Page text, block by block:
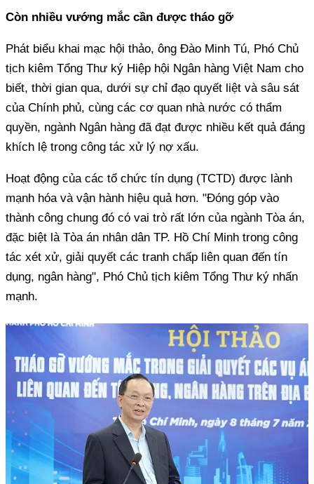
Còn nhiều vướng mắc cần được tháo gỡ
Phát biểu khai mạc hội thảo, ông Đào Minh Tú, Phó Chủ
tịch kiêm Tổng Thư ký Hiệp hội Ngân hàng Việt Nam cho
biết, thời gian qua, dưới sự chỉ đạo quyết liệt và sâu sát
của Chính phủ, cùng các cơ quan nhà nước có thẩm
quyền, ngành Ngân hàng đã đạt được nhiều kết quả đáng
khích lệ trong công tác xử lý nợ xấu.
Hoạt động của các tổ chức tín dụng (TCTD) được lành
mạnh hóa và vận hành hiệu quả hơn. "Đóng góp vào
thành công chung đó có vai trò rất lớn của ngành Tòa án,
đặc biệt là Tòa án nhân dân TP. Hồ Chí Minh trong công
tác xét xử, giải quyết các tranh chấp liên quan đến tín
dụng, ngân hàng", Phó Chủ tịch kiêm Tổng Thư ký nhấn
mạnh.